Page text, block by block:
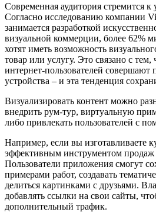
Современная аудитория стремится
Согласно исследованию компании
занимается разработкой
визуальной коммерции, более 62%
хотят иметь возможность
товар или услугу. Это связано с
интернет-пользователей совершают
устройства – и эта тенденция
Визуализировать контент можно
внедрить рум-тур, виртуальную
либо привлекать пользователей с
Например, если вы изготавливаете
эффективным инструментом продаж
Пользователи приложения смогут
примерами работ, создавать
делиться картинками с друзьями.
добавлять ссылки на свои сайты,
дополнительный трафик.